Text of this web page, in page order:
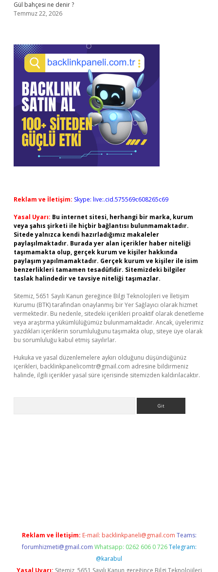
Gül bahçesi ne denir ?
Temmuz 22, 2026
Reklam ve İletişim: Skype: live:.cid.575569c608265c69
Yasal Uyarı: Bu internet sitesi, herhangi bir marka, kurum
veya şahıs şirketi ile hiçbir bağlantısı bulunmamaktadır.
Sitede yalnızca kendi hazırladığımız makaleler
paylaşılmaktadır. Burada yer alan içerikler haber niteliği
taşımamakta olup, gerçek kurum ve kişiler hakkında
paylaşım yapılmamaktadır. Gerçek kurum ve kişiler ile isim
benzerlikleri tamamen tesadüfidir. Sitemizdeki bilgiler
taslak halindedir ve tavsiye niteliği taşımazlar.
Sitemiz, 5651 Sayılı Kanun gereğince Bilgi Teknolojileri ve İletişim
Kurumu (BTK) tarafından onaylanmış bir Yer Sağlayıcı olarak hizmet
vermektedir. Bu nedenle, sitedeki içerikleri proaktif olarak denetleme
veya araştırma yükümlülüğümüz bulunmamaktadır. Ancak, üyelerimiz
yazdıkları içeriklerin sorumluluğunu taşımakta olup, siteye üye olarak
bu sorumluluğu kabul etmiş sayılırlar.
Hukuka ve yasal düzenlemelere aykırı olduğunu düşündüğünüz
içerikleri, backlinkpanelicomtr@gmail.com adresine bildirmeniz
halinde, ilgili içerikler yasal süre içerisinde sitemizden kaldırılacaktır.
Reklam ve İletişim: E-mail: backlinkpaneli@gmail.com Teams:
forumhizmeti@gmail.com Whatsapp: 0262 606 0 726 Telegram:
@karabul
Yasal Uyarı: Sitemiz, 5651 Sayılı Kanun gereğince Bilgi Teknolojileri